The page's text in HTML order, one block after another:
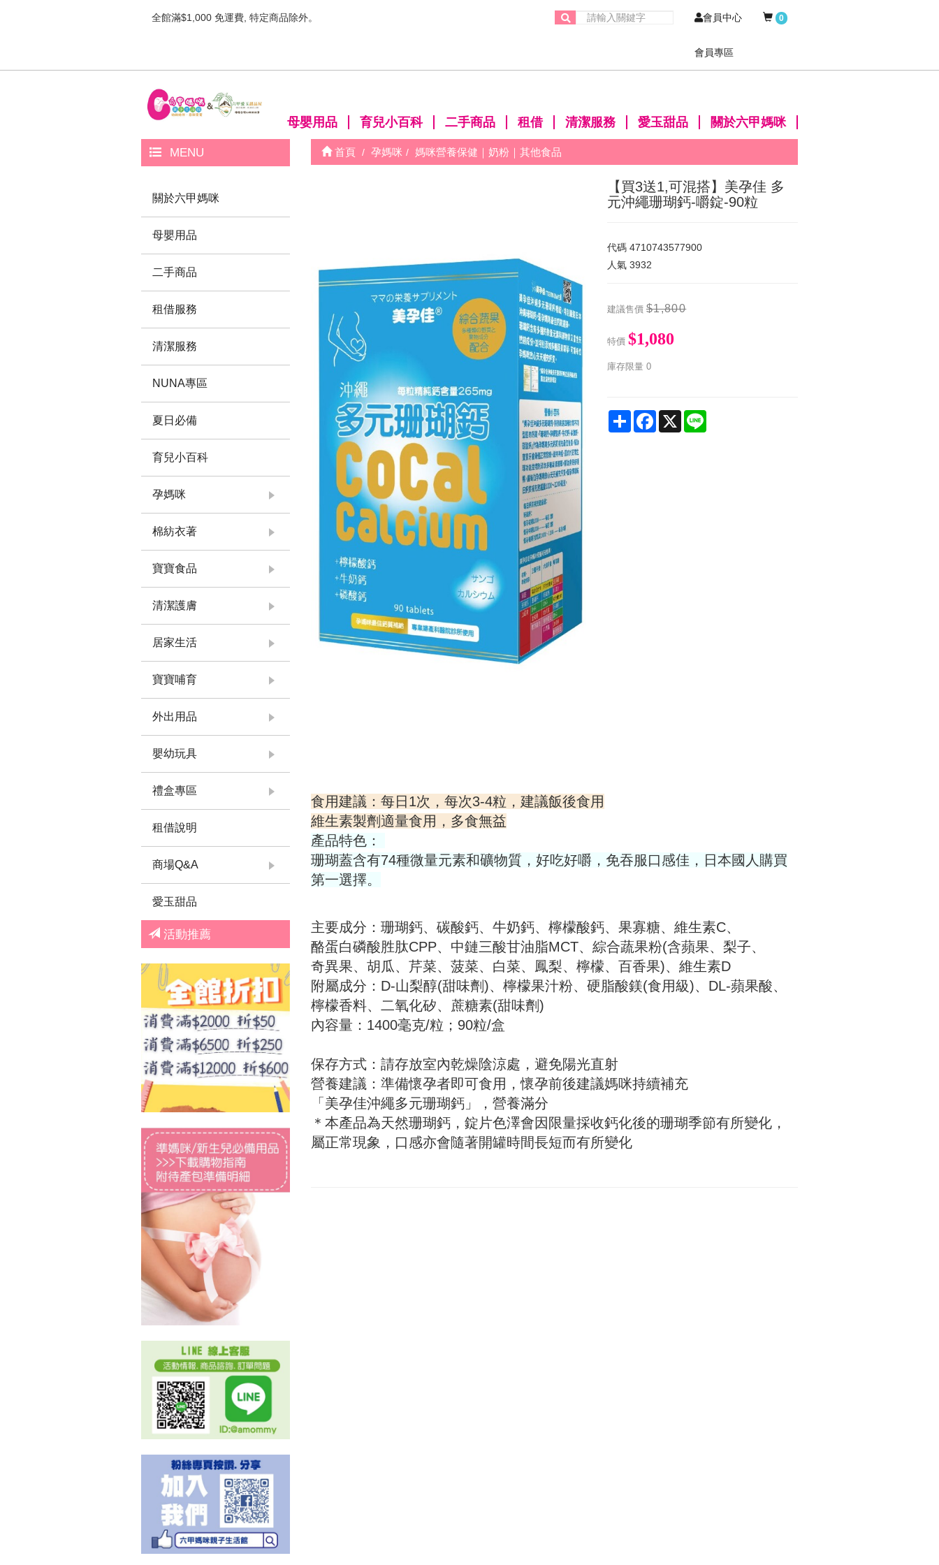
全館滿$1,000 免運費, 特定商品除外。 會員中心
會員專區
0
母嬰用品 育兒小百科 二手商品 租借 清潔服務 愛玉甜品 關於六甲媽咪
MENU
關於六甲媽咪
母嬰用品
二手商品
租借服務
清潔服務
NUNA專區
夏日必備
育兒小百科
孕媽咪
棉紡衣著
寶寶食品
清潔護膚
居家生活
寶寶哺育
外出用品
嬰幼玩具
禮盒專區
租借說明
商場Q&A
愛玉甜品
活動推薦
首頁 孕媽咪 媽咪營養保健｜奶粉｜其他食品
【買3送1,可混搭】美孕佳 多
元沖繩珊瑚鈣-嚼錠-90粒
代碼 4710743577900
人氣 3932
建議售價 $1,800
特價 $1,080
庫存限量 0
ShareFacebook
X Line
食用建議：每日1次，每次3-4粒，建議飯後食用
維生素製劑適量食用，多食無益
產品特色：
珊瑚蓋含有74種微量元素和礦物質，好吃好嚼，免吞服口感佳，日本國人購買
第一選擇。
主要成分：珊瑚鈣、碳酸鈣、牛奶鈣、檸檬酸鈣、果寡糖、維生素C、
酪蛋白磷酸胜肽CPP、中鏈三酸甘油脂MCT、綜合蔬果粉(含蘋果、梨子、
奇異果、胡瓜、芹菜、菠菜、白菜、鳳梨、檸檬、百香果)、維生素D
附屬成分：D-山梨醇(甜味劑)、檸檬果汁粉、硬脂酸鎂(食用級)、DL-蘋果酸、
檸檬香料、二氧化矽、蔗糖素(甜味劑)
內容量：1400毫克/粒；90粒/盒
保存方式：請存放室內乾燥陰涼處，避免陽光直射
營養建議：準備懷孕者即可食用，懷孕前後建議媽咪持續補充
「美孕佳沖繩多元珊瑚鈣」，營養滿分
＊本產品為天然珊瑚鈣，錠片色澤會因限量採收鈣化後的珊瑚季節有所變化，
屬正常現象，口感亦會隨著開罐時間長短而有所變化